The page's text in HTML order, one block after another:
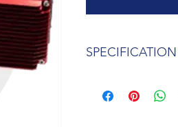
SPECIFICATION
PMAC 6kW